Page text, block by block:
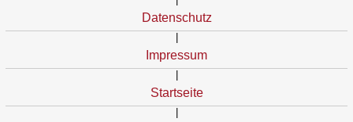
Datenschutz
Impressum
Startseite